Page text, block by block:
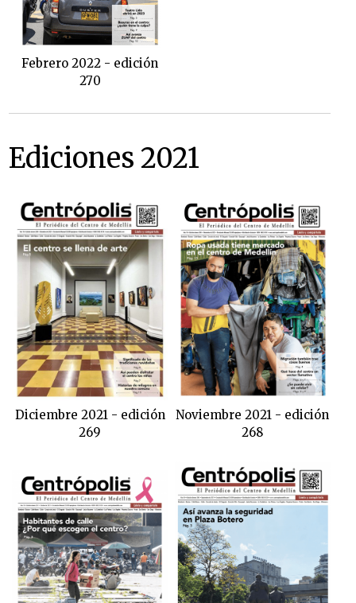
Febrero 2022 - edición
270
Ediciones 2021
Diciembre 2021 - edición
269
Noviembre 2021 - edición
268